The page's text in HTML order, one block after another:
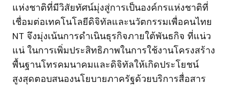
แห่งชาติที่มีวิสัยทัศน์มุ่งสู่การเป็นองค์กรแห่งชาติที่
เชื่อมต่อเทคโนโลยีดิจิทัลและนวัตกรรมเพื่อคนไทย
NT จึงมุ่งเน้นการดำเนินธุรกิจภายใต้พันธกิจ ที่แน่ว
แน่ ในการเพิ่มประสิทธิภาพในการใช้งานโครงสร้าง
พื้นฐานโทรคมนาคมและดิจิทัลให้เกิดประโยชน์
สูงสุดตอบสนองนโยบายภาครัฐด้วยบริการสื่อสาร